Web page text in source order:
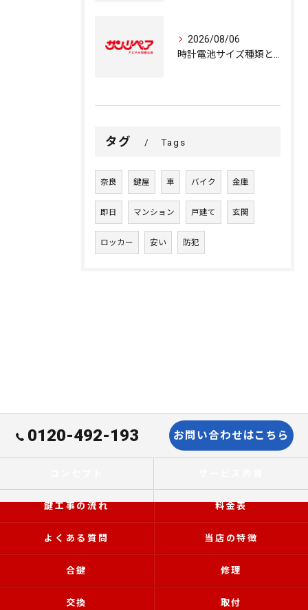
2026/08/06
タグ Tags
奈良 鍵屋 車 バイク 金庫
即日 マンション 戸建て 玄関
ロッカー 安い 防犯
0120-492-193 お問い合わせはこちら
鍵工事の流れ 料金表
よくある質問 当店の特徴
合鍵 修理
交換 取付